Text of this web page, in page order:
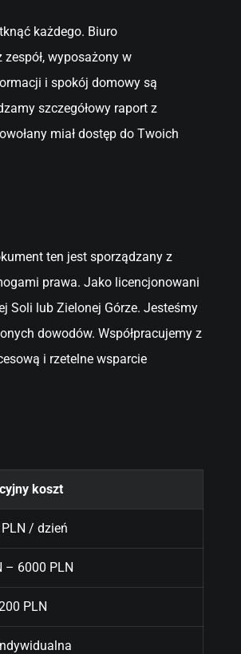
każdego. Biuro
wyposażony w
i spokój domowy są
szczegółowy raport z
miał dostęp do Twoich
ten jest sporządzany z
prawa. Jako licencjonowani
Soli lub Zielonej Górze. Jesteśmy
dowodów. Współpracujemy z
i rzetelne wsparcie
koszt
/ dzień
– 6000 PLN
PLN